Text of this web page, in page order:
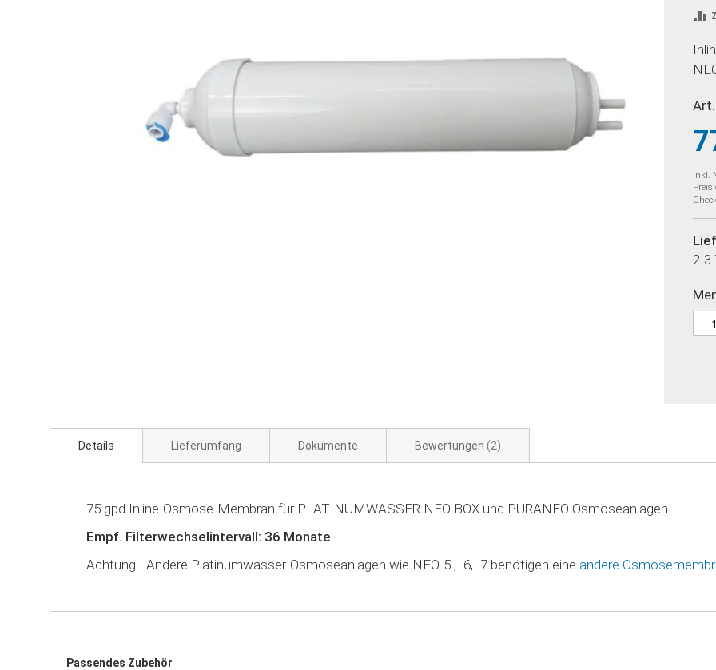
Bildgalerie
springen
Inkl.
2-3
Details Lieferumfang Dokumente Bewertungen 2
75 gpd Inline-Osmose-Membran für PLATINUMWASSER NEO BOX und PURANEO Osmoseanlagen
Empf. Filterwechselintervall: 36 Monate
Achtung - Andere Platinumwasser-Osmoseanlagen wie NEO-5 , -6, -7 benötigen eine andere
Passendes Zubehör